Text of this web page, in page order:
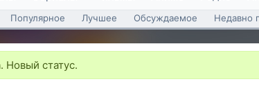
Популярное Лучшее Обсуждаемое Недавно
статус.